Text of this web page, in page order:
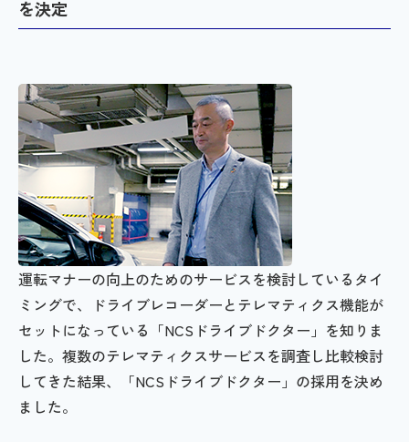
を決定
運転マナーの向上のためのサービスを検討しているタイ
ミングで、ドライブレコーダーとテレマティクス機能が
セットになっている「NCSドライブドクター」を知りま
した。複数のテレマティクスサービスを調査し比較検討
してきた結果、「NCSドライブドクター」の採用を決め
ました。